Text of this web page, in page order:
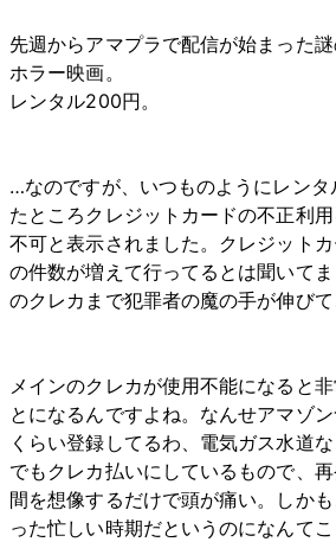
先週からアマプラで配信が始まった
ホラー映画。
レンタル200円。
…なのですが、いつものようにレンタ
たところクレジットカードの不正利
不可と表示されました。クレジット
の件数が増えて行ってるとは聞いて
のクレカまで犯罪者の魔の手が伸びて
メインのクレカが使用不能になると
とになるんですよね。なんせアマゾ
くらい登録してるわ、電気ガス水道
でもクレカ払いにしているもので、
間を想像するだけで頭が痛い。しか
った忙しい時期だというのになんてこ